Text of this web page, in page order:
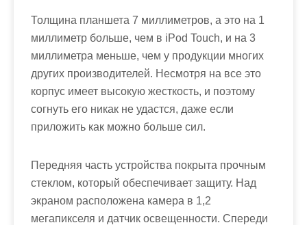
Толщина планшета 7 миллиметров, а это на 1
миллиметр больше, чем в iPod Touch, и на 3
миллиметра меньше, чем у продукции многих
других производителей. Несмотря на все это
корпус имеет высокую жесткость, и поэтому
согнуть его никак не удастся, даже если
приложить как можно больше сил.
Передняя часть устройства покрыта прочным
стеклом, который обеспечивает защиту. Над
экраном расположена камера в 1,2
мегапикселя и датчик освещенности. Спереди